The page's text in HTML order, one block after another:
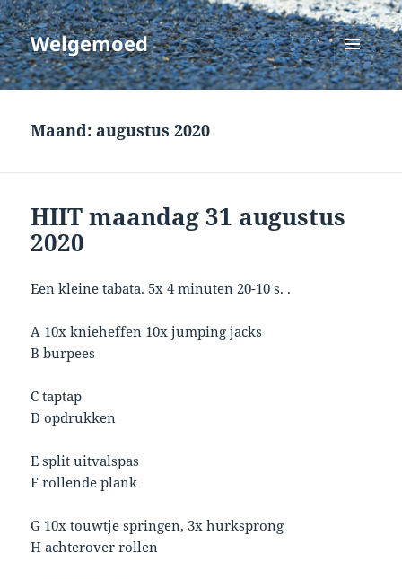
Welgemoed
MENU
EN
Maand:augustus 2020
HIIT maandag 31 augustus
2020
Een kleine tabata. 5x 4 minuten 20-10 s. .
A 10x knieheffen 10x jumping jacks
B burpees
C taptap
D opdrukken
E split uitvalspas
F rollende plank
G 10x touwtje springen, 3x hurksprong
H achterover rollen